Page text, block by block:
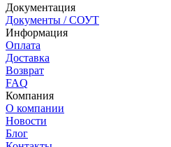
Документация
Документы / СОУТ
Информация
Оплата
Доставка
Возврат
FAQ
Компания
О компании
Новости
Блог